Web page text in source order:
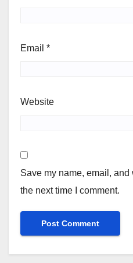
Email *
Website
Save my name, email,
the next time I comment.